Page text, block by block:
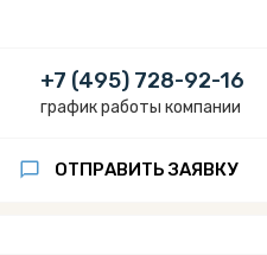
+7 (495) 728-92-16
график работы компании
ОТПРАВИТЬ ЗАЯВКУ